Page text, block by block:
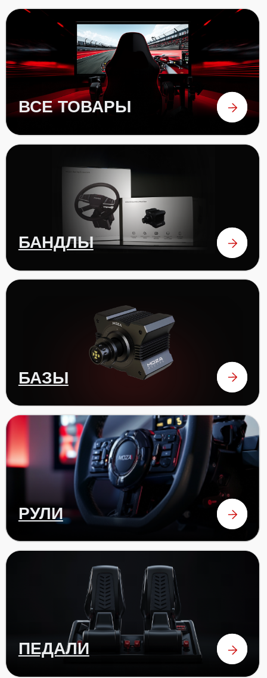
БАЗЫ
аксессуары
ПЕДАЛИ
ОТЗЫВЫ